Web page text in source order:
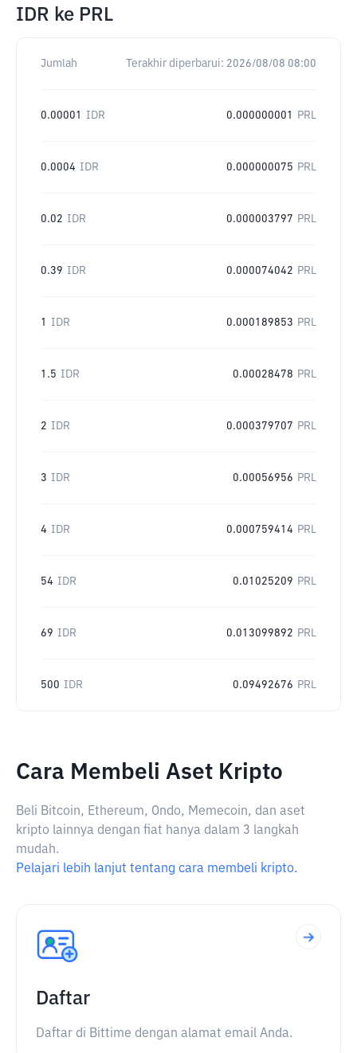
IDR ke PRL
Jumlah Terakhir diperbarui: 2026/08/08 08:00
0.00001 IDR 0.000000001 PRL
0.0004 IDR 0.000000075 PRL
0.02 IDR 0.000003797 PRL
0.39 IDR 0.000074042 PRL
1 IDR 0.000189853 PRL
1.5 IDR 0.00028478 PRL
2 IDR 0.000379707 PRL
3 IDR 0.00056956 PRL
4 IDR 0.000759414 PRL
54 IDR 0.01025209 PRL
69 IDR 0.013099892 PRL
500 IDR 0.09492676 PRL
Cara Membeli Aset Kripto
Beli Bitcoin, Ethereum, Ondo, Memecoin, dan aset
kripto lainnya dengan fiat hanya dalam 3 langkah
mudah.
Pelajari lebih lanjut tentang cara membeli kripto.
Daftar
Daftar di Bittime dengan alamat email Anda.